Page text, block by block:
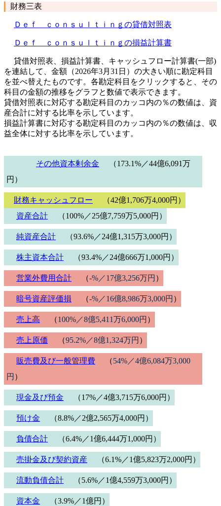
財務三表
Ｄｅｆ ｃｏｎｓｕｌｔｉｎｇの貸借対照表
Ｄｅｆ ｃｏｎｓｕｌｔｉｎｇの損益計算書
貸借対照表、損益計算書、キャッシュフロー計算書(一部)
を連結して、金額（2026年3月31日）の大きい順に勘定科目
を並べ替えたものです。各勘定科目をクリックすると、その
科目の金額の推移をグラフと数値で表示できます。
貸借対照表に対応する勘定科目のカッコ内の％の数値は、資
産合計に対する比率を示しています。
損益計算書に対応する勘定科目のカッコ内の％の数値は、収
益全体に対する比率を示しています。
その他資本剰余金
（173.1%／44億6,091万
円）
財務キャッシュフロー
（42億1,706万4,000円）
資産合計
（100%／25億7,759万5,000円）
純資産合計 （93.6%／24億1,315万3,000円）
株主資本合計 （93.4%／24億666万1,000円）
営業外費用合計 （-%／17億3,256万円 ）
暗号資産評価損 （-%／16億8,986万3,000円 ）
売上高 （100%／8億5,411万6,000円 ）
売上原価 （95.2%／8億1,324万円 ）
販売費及び一般管理費 （54%／4億6,084万3,000
円 ）
現金及び預金 （17%／4億3,715万6,000円）
預け金 （8.8%／2億2,565万4,000円）
負債合計 （6.4%／1億6,444万1,000円）
売掛金及び契約資産 （6.1%／1億5,823万2,000円）
流動負債合計 （5.6%／1億4,559万3,000円）
資本金 （3.9%／1億円）